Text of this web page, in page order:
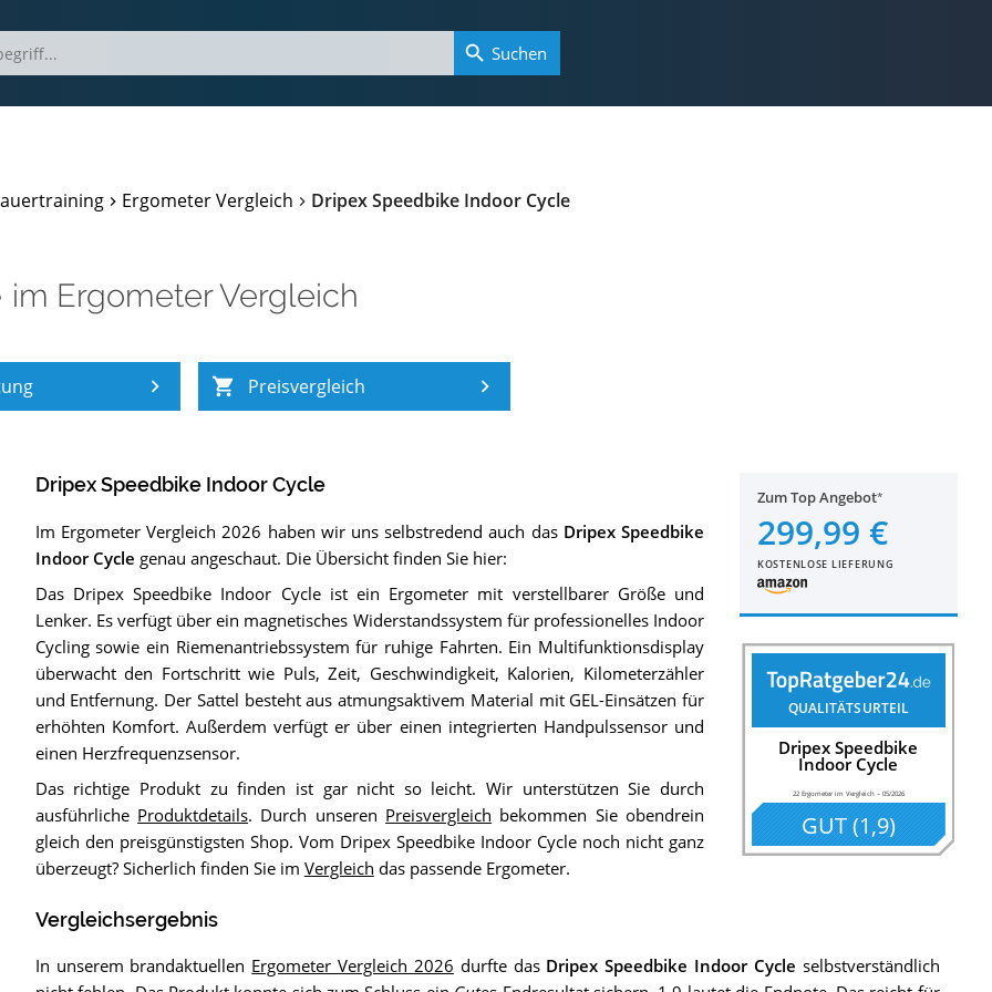
Ergometer Vergleich Dripex Speedbike Indoor Cycle
im Ergometer Vergleich
Preisvergleich
Zum Top Angebot
299,99 €
KOSTENLOSE LIEFERUNG
QUALITÄTSURTEIL
Dripex Speedbike
Indoor Cycle
22 Ergometer im Vergleich– 05/2026
GUT(1,9)
Dripex Speedbike Indoor Cycle
Im Ergometer Vergleich 2026 haben wir uns selbstredend auch das Dripex Speedbike
Indoor Cycle genau angeschaut. Die Übersicht finden Sie hier:
Das Dripex Speedbike Indoor Cycle ist ein Ergometer mit verstellbarer Größe und
Lenker. Es verfügt über ein magnetisches Widerstandssystem für professionelles Indoor
Cycling sowie ein Riemenantriebssystem für ruhige Fahrten. Ein Multifunktionsdisplay
überwacht den Fortschritt wie Puls, Zeit, Geschwindigkeit, Kalorien, Kilometerzähler
und Entfernung. Der Sattel besteht aus atmungsaktivem Material mit GEL-Einsätzen für
erhöhten Komfort. Außerdem verfügt er über einen integrierten Handpulssensor und
einen Herzfrequenzsensor.
Das richtige Produkt zu finden ist gar nicht so leicht. Wir unterstützen Sie durch
ausführliche Produktdetails. Durch unseren Preisvergleich bekommen Sie obendrein
gleich den preisgünstigsten Shop. Vom Dripex Speedbike Indoor Cycle noch nicht ganz
überzeugt? Sicherlich finden Sie im Vergleich das passende Ergometer.
Vergleichsergebnis
In unserem brandaktuellen Ergometer Vergleich 2026 durfte das Dripex Speedbike Indoor Cycle selbstverständlich
Suchen